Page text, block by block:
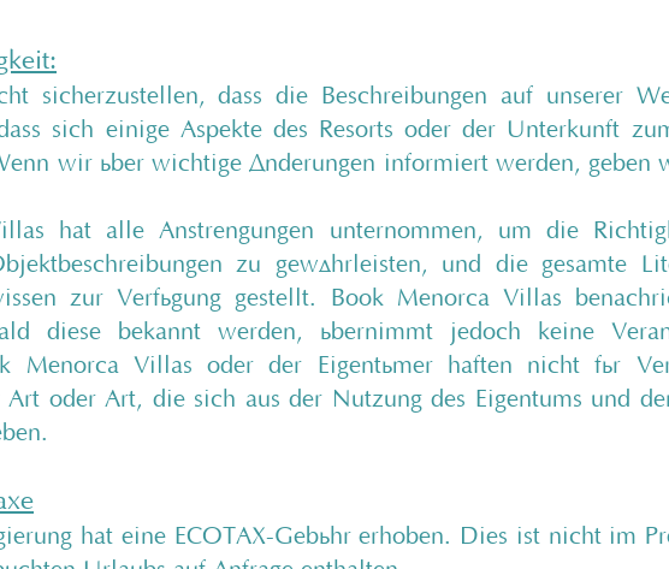
sicherzustellen, dass die Beschreibungen auf unserer
sich einige Aspekte des Resorts oder der Unterkunft
wir über wichtige Änderungen informiert werden, geben
hat alle Anstrengungen unternommen, um die
zu gewährleisten, und die gesamte
zur Verfügung gestellt. Book Menorca Villas
diese bekannt werden, übernimmt jedoch keine
Menorca Villas oder der Eigentümer haften nicht für
Art oder Art, die sich aus der Nutzung des Eigentums und
hat eine ECOTAX-Gebühr erhoben. Dies ist nicht im